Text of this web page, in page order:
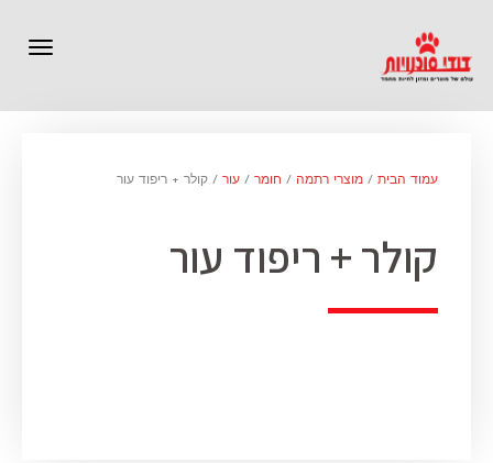
עמוד הבית / מוצרי רתמה / חומר / עור / קולר + ריפוד עור
קולר + ריפוד עור